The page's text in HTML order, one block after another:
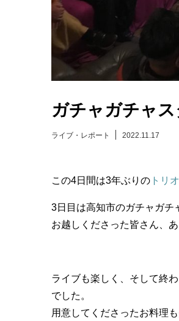
ガチャガチャ
ライブ・レポート 2022.11.17
この4日間は3年ぶりの トリ
3日目は高知市のガチャガチ
お越しくださった皆さん、
ライブも楽しく、そして終
でした。
用意してくださったお料理も